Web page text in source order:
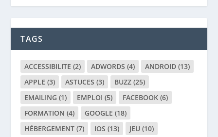
TAGS
ACCESSIBILITE (2) ADWORDS (4) ANDROID (13)
APPLE (3) ASTUCES (3) BUZZ (25)
EMAILING (1) EMPLOI (5) FACEBOOK (6)
FORMATION (4) GOOGLE (18)
HÉBERGEMENT (7) IOS (13) JEU (10)